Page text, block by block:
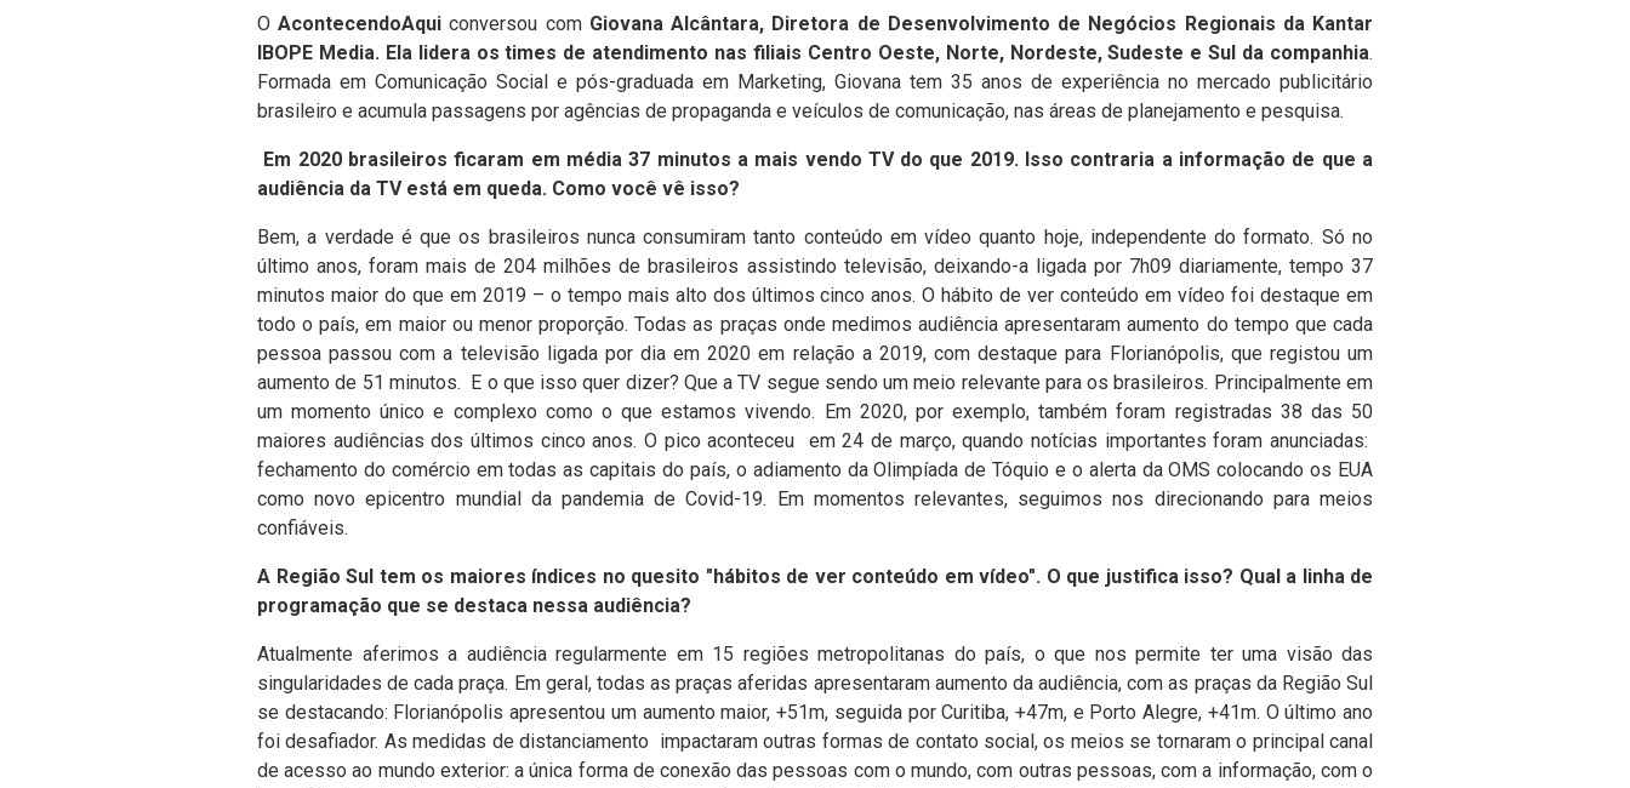
OAcontecendoAquiconversou com Giovana Alcântara, Diretora de Desenvolvimento de Negócios Regionais da Kantar
IBOPE Media. Ela lidera os times de atendimento nas filiais Centro Oeste, Norte, Nordeste, Sudeste e Sul da companhia.
Formada em Comunicação Social e pós-graduada em Marketing, Giovana tem 35 anos de experiência no mercado publicitário
brasileiro e acumula passagens por agências de propaganda e veículos de comunicação, nas áreas de planejamento e pesquisa.
Em 2020 brasileiros ficaram em média 37 minutos a mais vendo TV do que 2019. Isso contraria a informação de que a
audiência da TV está em queda. Como você vê isso?
Bem, a verdade é que os brasileiros nunca consumiram tanto conteúdo em vídeo quanto hoje, independente do formato. Só no
último anos, foram mais de 204 milhões de brasileiros assistindo televisão, deixando-a ligada por 7h09 diariamente, tempo 37
minutos maior do que em 2019 – o tempo mais alto dos últimos cinco anos.O hábito de ver conteúdo em vídeo foi destaque em
todo o país, em maior ou menor proporção. Todas as praças onde medimos audiência apresentaram aumento do tempo que cada
pessoa passou com a televisão ligada por dia em 2020 em relação a 2019, com destaque para Florianópolis, que registou um
aumento de 51 minutos.
E o que isso quer dizer? Que a TV segue sendo um meio relevante para os brasileiros. Principalmente em
um momento único e complexo como o que estamos vivendo. Em 2020, por exemplo, também foram registradas 38 das 50
maiores audiências dos últimos cinco anos. O pico aconteceu em 24 de março, quando notícias importantes foram anunciadas:
fechamento do comércio em todas as capitais do país, o adiamento da Olimpíada de Tóquio e o alerta da OMS colocando os EUA
como novo epicentro mundial da pandemia de Covid-19. Em momentos relevantes, seguimos nos direcionando para meios
confiáveis.
A Região Sul tem os maiores índices no quesito "hábitos de ver conteúdo em vídeo". O que justifica isso? Qual a linha de
programação que se destaca nessa audiência?
Atualmente aferimos a audiência regularmente em 15 regiões metropolitanas do país, o que nos permite ter uma visão das
singularidades de cada praça. Em geral, todas as praças aferidas apresentaram aumento da audiência, com as praças da Região Sul
se destacando: Florianópolis apresentou um aumento maior, +51m, seguida por Curitiba, +47m, e Porto Alegre, +41m. O último ano
foi desafiador. As medidas de distanciamento impactaram outras formas de contato social, os meios se tornaram o principal canal
de acesso ao mundo exterior: a única forma de conexão das pessoas com o mundo, com outras pessoas, com a informação, com o